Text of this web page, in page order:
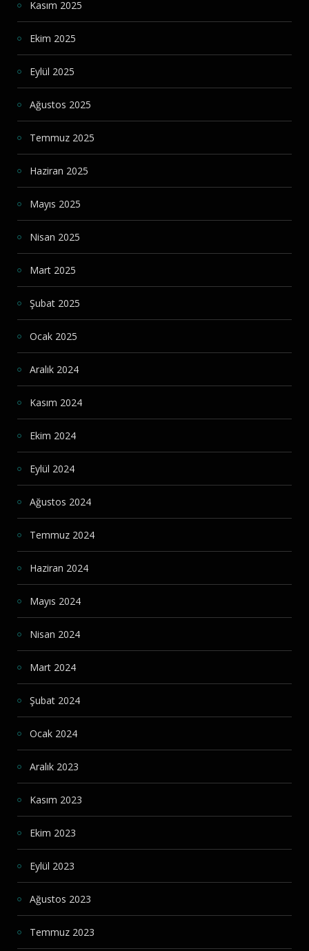
Kasım 2025
Ekim 2025
Eylül 2025
Ağustos 2025
Temmuz 2025
Haziran 2025
Mayıs 2025
Nisan 2025
Mart 2025
Şubat 2025
Ocak 2025
Aralık 2024
Kasım 2024
Ekim 2024
Eylül 2024
Ağustos 2024
Temmuz 2024
Haziran 2024
Mayıs 2024
Nisan 2024
Mart 2024
Şubat 2024
Ocak 2024
Aralık 2023
Kasım 2023
Ekim 2023
Eylül 2023
Ağustos 2023
Temmuz 2023